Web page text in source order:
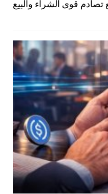
قوى الشراء والبيع